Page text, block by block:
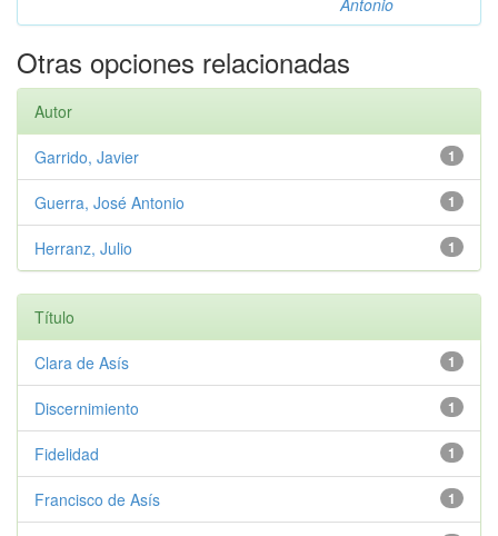
Antonio
Otras opciones relacionadas
Autor
1
Garrido, Javier
1
Guerra, José Antonio
1
Herranz, Julio
Título
1
Clara de Asís
1
Discernimiento
1
Fidelidad
1
Francisco de Asís